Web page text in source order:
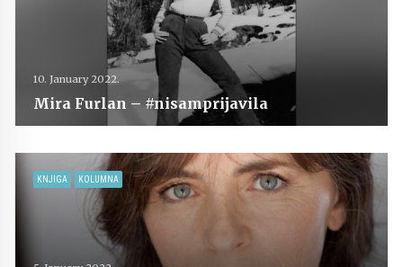
10. January 2022.
Mira Furlan – #nisamprijavila
KNJIGA KOLUMNA